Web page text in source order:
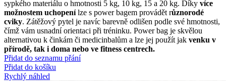
sypkého materiálu o hmotnosti 5 kg, 10 kg, 15 a 20 kg. Díky více
možnostem uchopenílze s power bagem provádět různorodé
cviky. Zátěžový pytel je navíc barevně odlišen podle své hmotnosti,
čímž vám usnadní orientaci při tréninku. Power bag je skvělou
alternativou k činkám či medicinbalům a lze jej použít jak venku v
přírodě, tak i doma nebo ve fitness centrech.
Přidat do seznamu přání
Přidat do košíku
Rychlý náhled